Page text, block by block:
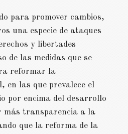
para promover cambios,
una especie de ataques
y libertades
de las medidas que se
reformar la
en las que prevalece el
por encima del desarrollo
más transparencia a la
que la reforma de la